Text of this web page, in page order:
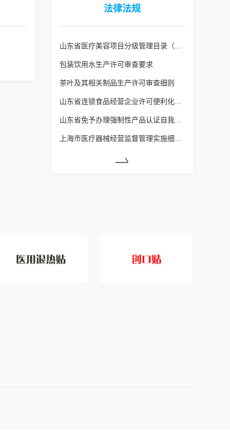
法律法规
包装饮用水生产许可审查要求
茶叶及其相关制品生产许可审查细则
山东省连锁食品经营企业许可便利化管理实施办法
山东省免予办理强制性产品认证自我承诺便捷通道实施办法